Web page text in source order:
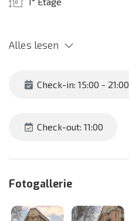
Alles lesen
Check-in: 15:00 - 21:00
Check-out: 11:00
Fotogallerie